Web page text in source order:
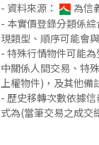
- 資料來源： 為信
- 本實價登錄分類係
現類型、順序可能會
- 特殊行情物件可能
中關係人間交易、特
上權物件)，及其他備
- 歷史移轉次數依據
式為(當筆交易之成交